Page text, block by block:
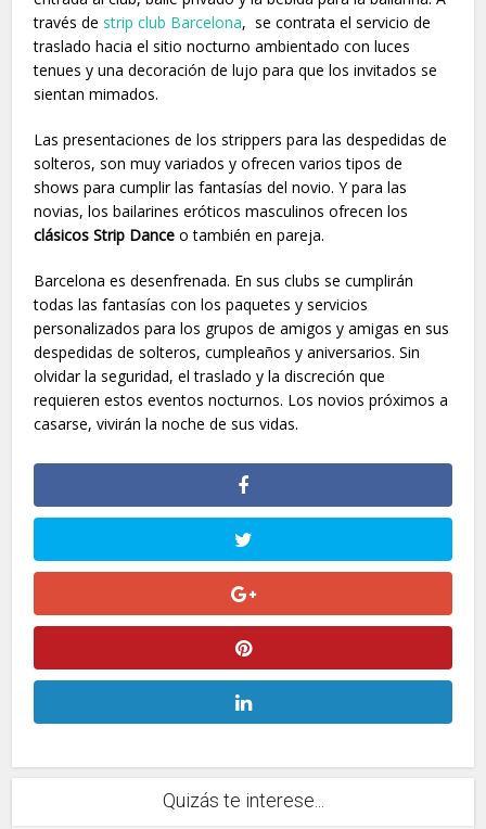
través de strip club Barcelona, se contrata el servicio de
traslado hacia el sitio nocturno ambientado con luces
tenues y una decoración de lujo para que los invitados se
sientan mimados.
Las presentaciones de los strippers para las despedidas de
solteros, son muy variados y ofrecen varios tipos de
shows para cumplir las fantasías del novio. Y para las
novias, los bailarines eróticos masculinos ofrecen los
clásicos Strip Dance o también en pareja.
Barcelona es desenfrenada. En sus clubs se cumplirán
todas las fantasías con los paquetes y servicios
personalizados para los grupos de amigos y amigas en sus
despedidas de solteros, cumpleaños y aniversarios. Sin
olvidar la seguridad, el traslado y la discreción que
requieren estos eventos nocturnos. Los novios próximos a
casarse, vivirán la noche de sus vidas.
Quizás te interese...